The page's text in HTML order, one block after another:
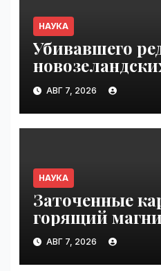
НАУКА
Убивавшего
одичавшего
после трех лет
VseTime.ru
АВГ 7, 2026
НАУКА
Заточенные
горящий
серебра |
АВГ 7, 2026